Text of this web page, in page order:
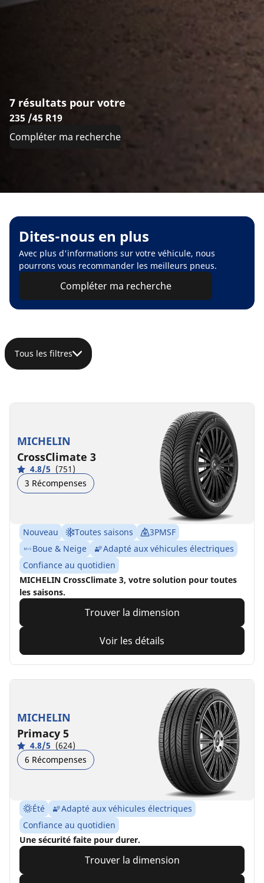
7 résultats pour votre
235 /45 R19
Compléter ma recherche
Dites-nous en plus
Avec plus d'informations sur votre véhicule, nous
pourrons vous recommander les meilleurs pneus.
Compléter ma recherche
Tous les filtres
MICHELIN
CrossClimate 3
4.8/5 (751)
3 Récompenses
Nouveau Toutes saisons
3PMSF
Boue & Neige
Adapté aux véhicules électriques
Confiance au quotidien
MICHELIN CrossClimate 3, votre solution pour toutes
les saisons.
Trouver la dimension
Voir les détails
MICHELIN
Primacy 5
4.8/5 (624)
6 Récompenses
Été
Adapté aux véhicules électriques
Confiance au quotidien
Une sécurité faite pour durer.
Trouver la dimension